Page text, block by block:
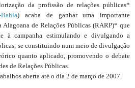
da profissão de relações públicas*
) acaba de ganhar uma importante
Alagoana de Relações Públicas (RARP)* que
à campanha estimulando e divulgando a
se constituindo num meio de divulgação
quanto aplicado, promovendo o debate
de Relações Públicas.
aberta até o dia 2 de março de 2007.